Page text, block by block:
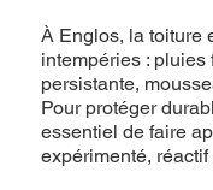
À Englos, la toiture
intempéries :
persistante,
Pour protéger
essentiel de faire
expérimenté,